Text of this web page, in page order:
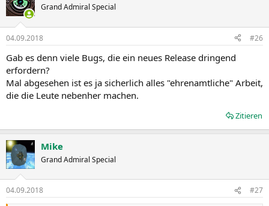
Grand Admiral Special
04.09.2018 #26
Gab es denn viele Bugs, die ein neues Release dringend
erfordern?
Mal abgesehen ist es ja sicherlich alles "ehrenamtliche" Arbeit,
die die Leute nebenher machen.
Zitieren
Mike
Grand Admiral Special
04.09.2018 #27